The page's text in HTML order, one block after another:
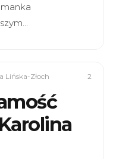
Lińska-Złoch 2